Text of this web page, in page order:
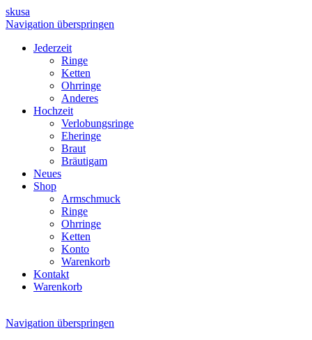
skusa
Navigation überspringen
Jederzeit
Ringe
Ketten
Ohrringe
Anderes
Hochzeit
Verlobungsringe
Eheringe
Braut
Bräutigam
Neues
Shop
Armschmuck
Ringe
Ohrringe
Ketten
Konto
Warenkorb
Kontakt
Warenkorb
Navigation überspringen